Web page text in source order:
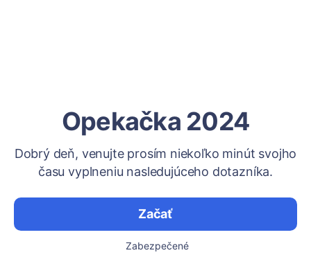
Opekačka 2024
Dobrý deň, venujte prosím niekoľko minút svojho
času vyplneniu nasledujúceho dotazníka.
Začať
Zabezpečené